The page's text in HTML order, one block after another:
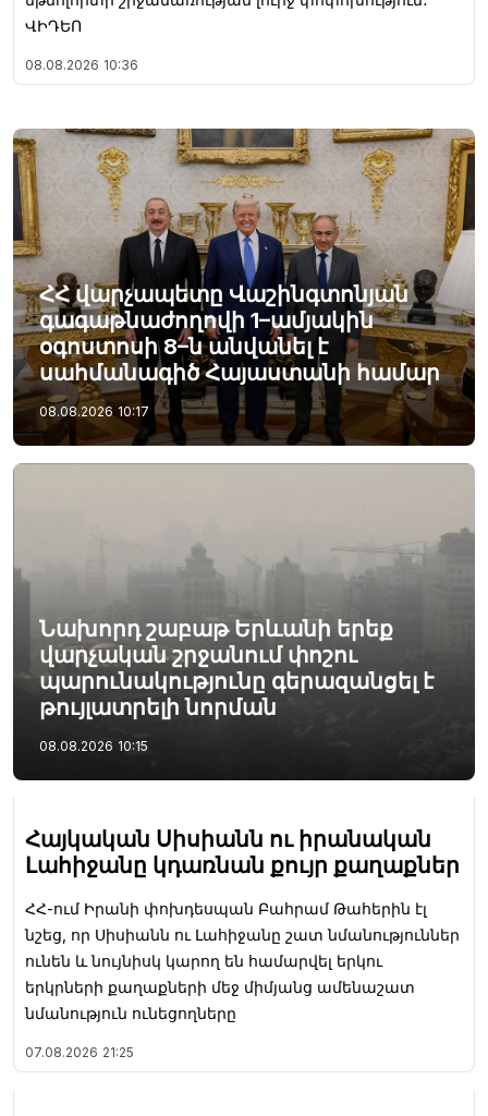
ՎԻԴԵՈ
08.08.2026 10:36
ՀՀ վարչապետը Վաշինգտոնյան
գագաթնաժողովի 1–ամյակին
օգոստոսի 8–ն անվանել է
սահմանագիծ Հայաստանի համար
08.08.2026 10:17
Նախորդ շաբաթ Երևանի երեք
վարչական շրջանում փոշու
պարունակությունը գերազանցել է
թույլատրելի նորման
08.08.2026 10:15
Հայկական Սիսիանն ու իրանական
Լահիջանը կդառնան քույր քաղաքներ
ՀՀ-ում Իրանի փոխդեսպան Բահրամ Թահերին էլ
նշեց, որ Սիսիանն ու Լահիջանը շատ նմանություններ
ունեն և նույնիսկ կարող են համարվել երկու
երկրների քաղաքների մեջ միմյանց ամենաշատ
նմանություն ունեցողները
07.08.2026 21:25